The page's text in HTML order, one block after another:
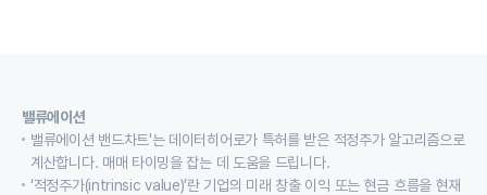
밸류에이션
밸류에이션 밴드차트'는 데이터히어로가 특허를 받은 적정주가 알고리즘으로
계산합니다. 매매 타이밍을 잡는 데 도움을 드립니다.
‘적정주가(intrinsic value)’란 기업의 미래 창출 이익 또는 현금 흐름을 현재